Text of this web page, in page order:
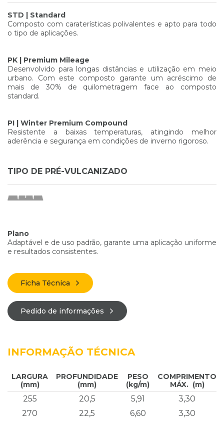
STD | Standard
Composto com caraterísticas polivalentes e apto para todo
o tipo de aplicações.
PK | Premium Mileage
Desenvolvido para longas distâncias e utilização em meio
urbano. Com este composto garante um acréscimo de
mais de 30% de quilometragem face ao composto
standard.
PI | Winter Premium Compound
Resistente a baixas temperaturas, atingindo melhor
aderência e segurança em condições de inverno rigoroso.
TIPO DE PRÉ-VULCANIZADO
Plano
Adaptável e de uso padrão, garante uma aplicação uniforme
e resultados consistentes.
Ficha Técnica
Pedido de informações
INFORMAÇÃO TÉCNICA
LARGURA
(mm)
PROFUNDIDADE
(mm)
PESO
(kg/m)
COMPRIMENTO
MÁX. (m)
255 20,5 5,91
3,30
270
22,5 6,60 3,30